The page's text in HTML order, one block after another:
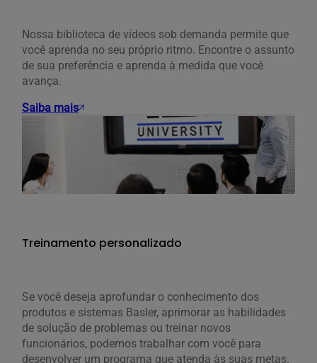
Nossa biblioteca de vídeos sob demanda permite que
você aprenda no seu próprio ritmo. Encontre o assunto
de sua preferência e aprenda à medida que você
avança.
Saiba mais
Treinamento personalizado
Se você deseja aprofundar o conhecimento dos
produtos e sistemas Basler, aprimorar as habilidades
de solução de problemas ou treinar novos
funcionários, podemos trabalhar com você para
desenvolver um programa que atenda às suas metas.